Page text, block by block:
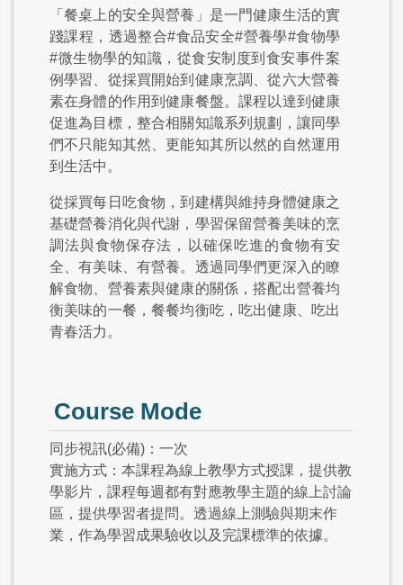
「餐桌上的安全與營養」是一門健康生活的實
踐課程，透過整合#食品安全#營養學#食物學
#微生物學的知識，從食安制度到食安事件案
例學習、從採買開始到健康烹調、從六大營養
素在身體的作用到健康餐盤。課程以達到健康
促進為目標，整合相關知識系列規劃，讓同學
們不只能知其然、更能知其所以然的自然運用
到生活中。
從採買每日吃食物，到建構與維持身體健康之
基礎營養消化與代謝，學習保留營養美味的烹
調法與食物保存法，以確保吃進的食物有安
全、有美味、有營養。透過同學們更深入的瞭
解食物、營養素與健康的關係，搭配出營養均
衡美味的一餐，餐餐均衡吃，吃出健康、吃出
青春活力。
Course Mode
同步視訊(必備)：一次
實施方式：本課程為線上教學方式授課，提供教
學影片，課程每週都有對應教學主題的線上討論
區，提供學習者提問。透過線上測驗與期末作
業，作為學習成果驗收以及完課標準的依據。